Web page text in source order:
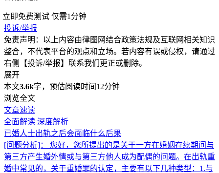
立即免费测试 仅需1分钟
投诉/举报
免责声明：以上内容由律图网结合政策法规及互联网相关知识
整合，不代表平台的观点和立场。若内容有误或侵权，请通过
右侧【投诉/举报】联系我们更正或删除。
展开
本文3.6k字，预估阅读时间12分钟
浏览全文
文章速读
全面解读 深度解析
已婚人士出轨之后会面临什么后果
[问题分析]：
您好，您所提出的是关于一方在婚姻存续期间与
第三方产生婚外情或与第三方他人成为配偶的问题。在出轨重
婚中常见的，关于重婚罪的认定，主要有以下几种类型：1.与